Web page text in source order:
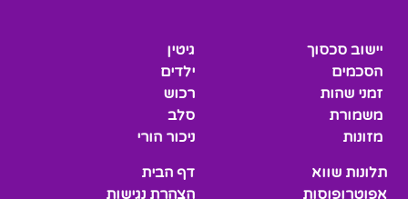
יישוב סכסוך
הסכמים
זמני שהות
משמורת
מזונות
גיטין
ילדים
רכוש
סלב
ניכור הורי
תלונות שווא
אפוטרופוסות
דף הבית
הצהרת נגישות